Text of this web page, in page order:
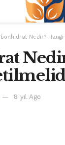
Nedir?
8 yıl Ago